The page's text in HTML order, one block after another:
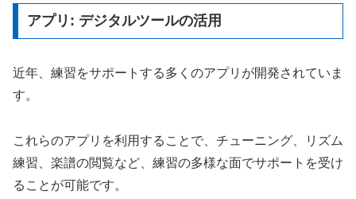
アプリ: デジタルツールの活用
近年、練習をサポートする多くのアプリが開発されていま
す。
これらのアプリを利用することで、チューニング、リズム
練習、楽譜の閲覧など、練習の多様な面でサポートを受け
ることが可能です。